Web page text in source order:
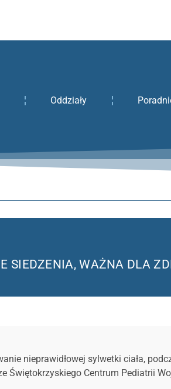
Oddziały
SIEDZENIA, WAŻNA DLA
nieprawidłowej sylwetki ciała,
Świętokrzyskiego Centrum Pediatrii